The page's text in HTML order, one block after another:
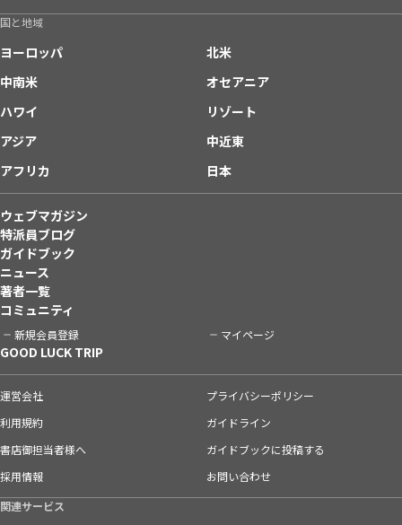
国と地域
ヨーロッパ
北米
中南米
オセアニア
ハワイ
リゾート
アジア
中近東
アフリカ
日本
ウェブマガジン
特派員ブログ
ガイドブック
ニュース
著者一覧
コミュニティ
新規会員登録 マイページ
GOOD LUCK TRIP
運営会社
プライバシーポリシー
利用規約
ガイドライン
書店御担当者様へ
ガイドブックに投稿する
採用情報
お問い合わせ
関連サービス